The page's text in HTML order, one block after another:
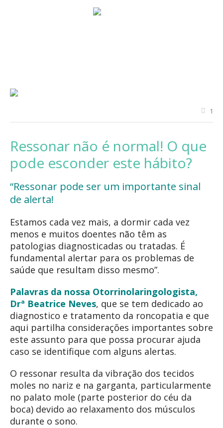
1
Ressonar não é normal! O que
pode esconder este hábito?
“Ressonar pode ser um importante sinal
de alerta!
Estamos cada vez mais, a dormir cada vez
menos e muitos doentes não têm as
patologias diagnosticadas ou tratadas. É
fundamental alertar para os problemas de
saúde que resultam disso mesmo”.
Palavras da nossa Otorrinolaringologista,
Drª Beatrice Neves, que se tem dedicado ao
diagnostico e tratamento da roncopatia e que
aqui partilha considerações importantes sobre
este assunto para que possa procurar ajuda
caso se identifique com alguns alertas.
O ressonar resulta da vibração dos tecidos
moles no nariz e na garganta, particularmente
no palato mole (parte posterior do céu da
boca) devido ao relaxamento dos músculos
durante o sono.